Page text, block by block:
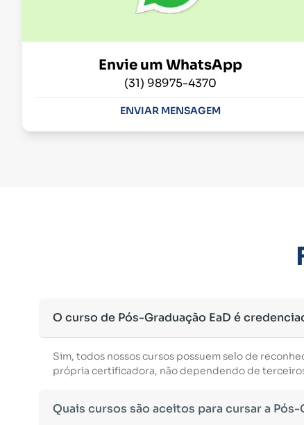
Envie um WhatsApp
(31) 98975-4370
ENVIAR MENSAGEM
O curso de Pós-Graduação EaD é
Sim, todos nossos cursos possuem selo de
própria certificadora, não dependendo de
Quais cursos são aceitos para cursar a Pós-